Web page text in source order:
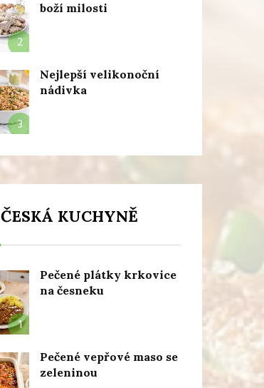
2
boží milosti
3
Nejlepší velikonoční
nádivka
ČESKÁ KUCHYNĚ
1
Pečené plátky krkovice
na česneku
Pečené vepřové maso se
zeleninou